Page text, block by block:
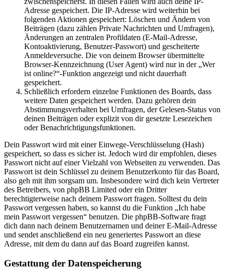
Adresse gespeichert. Die IP-Adresse wird weiterhin bei
folgenden Aktionen gespeichert: Löschen und Ändern von
Beiträgen (dazu zählen Private Nachrichten und Umfragen),
Änderungen an zentralen Profildaten (E-Mail-Adresse,
Kontoaktivierung, Benutzer-Passwort) und gescheiterte
Anmeldeversuche. Die von deinem Browser übermittelte
Browser-Kennzeichnung (User Agent) wird nur in der „Wer
ist online?“-Funktion angezeigt und nicht dauerhaft
gespeichert.
Schließlich erfordern einzelne Funktionen des Boards, dass
weitere Daten gespeichert werden. Dazu gehören dein
Abstimmungsverhalten bei Umfragen, der Gelesen-Status von
deinen Beiträgen oder explizit von dir gesetzte Lesezeichen
oder Benachrichtigungsfunktionen.
Dein Passwort wird mit einer Einwege-Verschlüsselung (Hash)
gespeichert, so dass es sicher ist. Jedoch wird dir empfohlen, dieses
Passwort nicht auf einer Vielzahl von Webseiten zu verwenden. Das
Passwort ist dein Schlüssel zu deinem Benutzerkonto für das Board,
also geh mit ihm sorgsam um. Insbesondere wird dich kein Vertreter
des Betreibers, von phpBB Limited oder ein Dritter
berechtigterweise nach deinem Passwort fragen. Solltest du dein
Passwort vergessen haben, so kannst du die Funktion „Ich habe
mein Passwort vergessen“ benutzen. Die phpBB-Software fragt
dich dann nach deinem Benutzernamen und deiner E-Mail-Adresse
und sendet anschließend ein neu generiertes Passwort an diese
Adresse, mit dem du dann auf das Board zugreifen kannst.
Gestattung der Datenspeicherung